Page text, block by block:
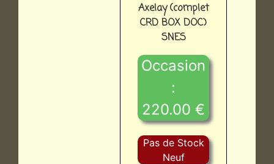
Axelay (complet
CRD BOX DOC)
SNES
Occasion
:
220.00 €
Pas de Stock
Neuf